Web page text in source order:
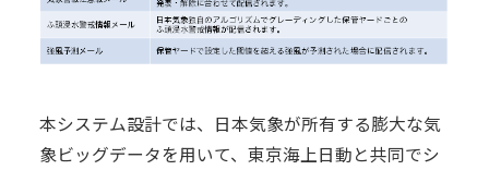
本システム設計では、日本気象が所有する膨大な気
象ビッグデータを用いて、東京海上日動と共同でシ